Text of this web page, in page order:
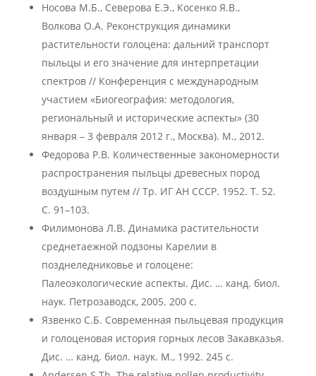
Носова М.Б., Северова Е.Э., Косенко Я.В.,
Волкова О.А. Реконструкция динамики
растительности голоцена: дальний транспорт
пыльцы и его значение для интерпретации
спектров // Конференция с международным
участием «Биогеография: методология,
региональный и исторические аспекты» (30
января – 3 февраля 2012 г., Москва). М., 2012.
Федорова Р.В. Количественные закономерности
распространения пыльцы древесных пород
воздушным путем // Тр. ИГ АН СССР. 1952. Т. 52.
С. 91–103.
Филимонова Л.В. Динамика растительности
среднетаежной подзоны Карелии в
позднеледниковье и голоцене:
Палеоэкологические аспекты. Дис. … канд. биол.
наук. Петрозаводск, 2005. 200 с.
Язвенко С.Б. Современная пыльцевая продукция
и голоценовая история горных лесов Закавказья.
Дис. … канд. биол. наук. М., 1992. 245 с.